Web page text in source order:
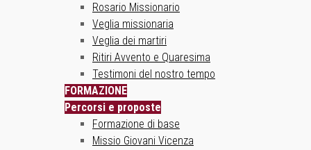
Rosario Missionario
Veglia missionaria
Veglia dei martiri
Ritiri Avvento e Quaresima
Testimoni del nostro tempo
FORMAZIONE
Percorsi e proposte
Formazione di base
Missio Giovani Vicenza